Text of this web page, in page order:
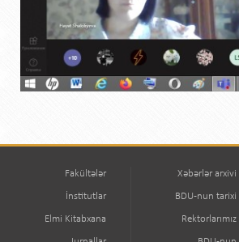
Fakültələr
İnstitutlar
Elmi Kitabxana
Xəbərlər arxivi
BDU-nun tarixi
Rektorlarımız